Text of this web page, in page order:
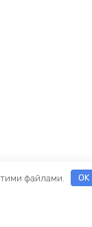
файлами. OK